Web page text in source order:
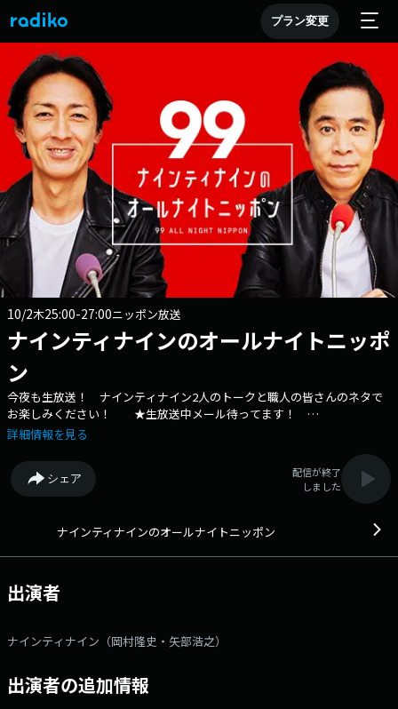
プラン変更
10/2木25:00-27:00ニッポン放送
ナインティナインのオールナイトニッポ
ン
今夜も生放送！ ナインティナイン2人のトークと職人の皆さんのネタで
お楽しみください！ ★生放送中メール待ってます！
nn@allnightnippon.com ★☆★☆★ 【コーナー】 ▼悪い人の
メールの件名「悪い人の夢」 ▼インチキショート動画 様々な芸能人
のインチキな情報をショート動画の形式で送ってもらっているコーナ
ー。 メールの件名「インチキショート動画」 ▼ナイナイ共通テス
スト」に出そうなアホな問題とその答えを送ってもらうコーナー。 メー
送ってきてもらっているコーナー。 メールの件名「カレンダー」 ▼
ナイナイタイムライン ナイナイにトークしてもらいたい「今っぽいホン
「タイムライン」 ▼ボクの点取り占い なんでもいいので印象的な言
葉やフレーズに点数をつけて送って下さい。 番組内でジングルとしてご
★☆★☆★ 【ハガキの宛先】 〒100-8439 ニッポン放送 ナインテ
詳細情報を見る
シェア
配信が終了
しました
ナインティナインのオールナイトニッポン
出演者
ナインティナイン（岡村隆史・矢部浩之）
出演者の追加情報